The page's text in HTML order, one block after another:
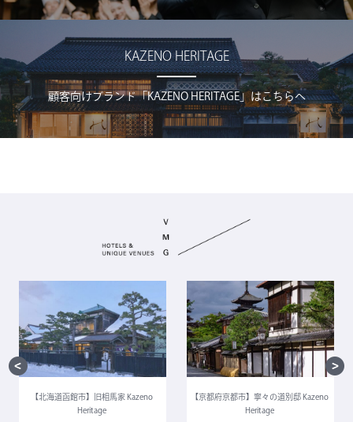
KAZENO HERITAGE
顧客向けブランド「KAZENO HERITAGE」はこちらへ
【北海道函館市】旧相馬家 Kazeno
Heritage
【京都府京都市】寧々の道別邸 Kazeno
Heritage